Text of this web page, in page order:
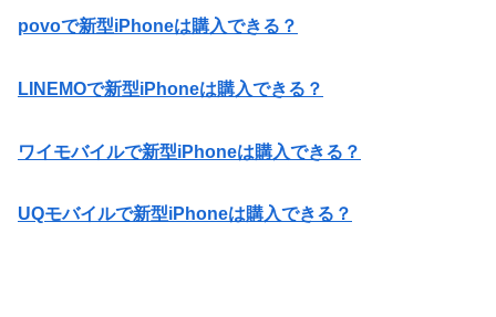
povoで新型iPhoneは購入できる？
LINEMOで新型iPhoneは購入できる？
ワイモバイルで新型iPhoneは購入できる？
UQモバイルで新型iPhoneは購入できる？